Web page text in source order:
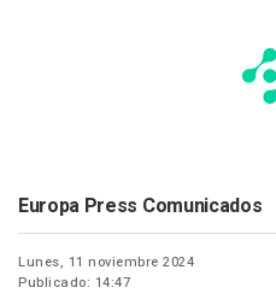
Europa Press Comunicados
Lunes, 11 noviembre 2024
Publicado: 14:47